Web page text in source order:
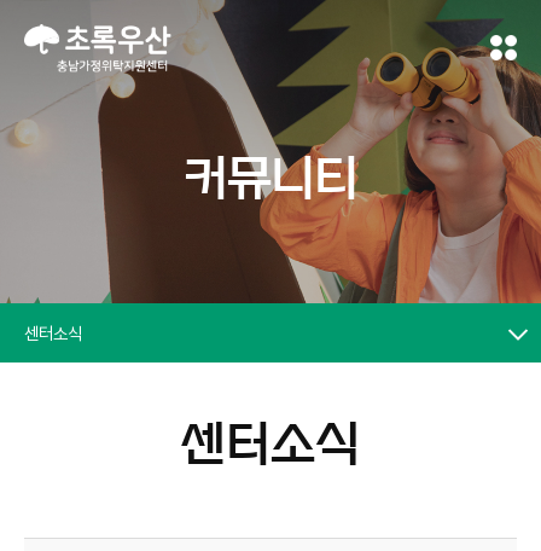
커뮤니티
센터소식
센터소식